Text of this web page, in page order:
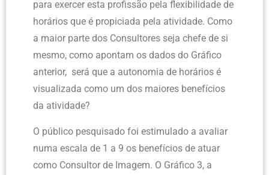
para exercer esta profissão pela flexibilidade de
horários que é propiciada pela atividade. Como
a maior parte dos Consultores seja chefe de si
mesmo, como apontam os dados do Gráfico
anterior, será que a autonomia de horários é
visualizada como um dos maiores benefícios
da atividade?
O público pesquisado foi estimulado a avaliar
numa escala de 1 a 9 os benefícios de atuar
como Consultor de Imagem. O Gráfico 3, a